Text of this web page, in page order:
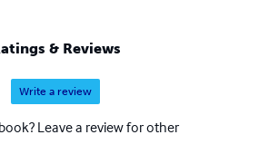
& Reviews
Write a review
Leave a review for other